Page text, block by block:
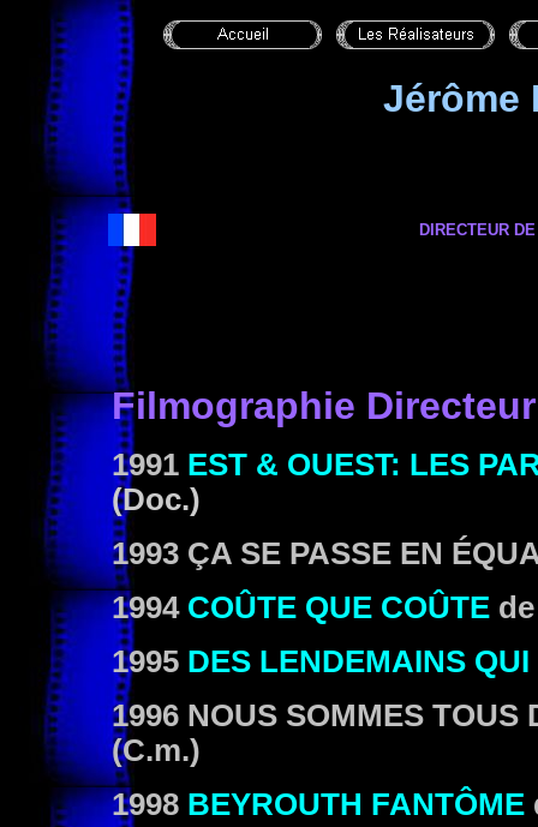
Jérôme
DIRECTEUR
Filmographie
1991 EST & OUEST: LES
(Doc.)
1993 ÇA SE PASSE EN
1994 COÛTE QUE COÛTE
1995 DES LENDEMAINS
1996 NOUS SOMMES TOUS
(C.m.)
1998 BEYROUTH FANTÔME